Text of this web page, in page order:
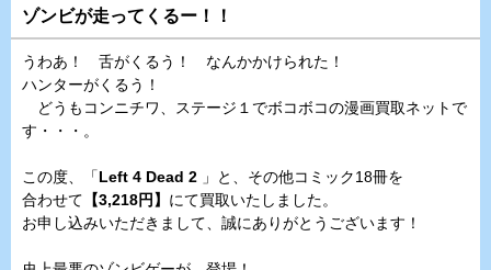
ゾンビが走ってくるー！！
うわあ！ 舌がくるう！ なんかかけられた！
ハンターがくるう！
どうもコンニチワ、ステージ１でボコボコの漫画買取ネットで
す・・・。
この度、「Left 4 Dead 2 」と、その他コミック18冊を
合わせて 【3,218円】 にて買取いたしました。
お申し込みいただきまして、誠にありがとうございます！